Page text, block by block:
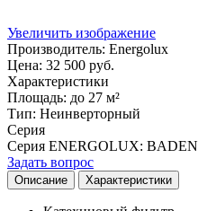
Увеличить изображение
Производитель: Energolux
Цена: 32 500 руб.
Характеристики
Площадь: до 27 м²
Тип: Неинверторный
Серия
Серия ENERGOLUX: BADEN
Задать вопрос
Описание Характеристики